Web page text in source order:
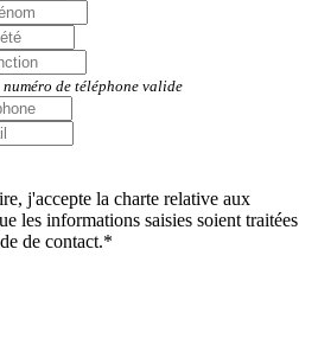
de téléphone valide
j'accepte la charte relative aux
les informations saisies soient traitées
de contact.*